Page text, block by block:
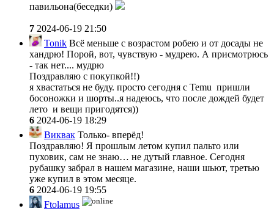
павильона(беседки)
7 2024-06-19 21:50
Tonik Всё меньше с возрастом робею и от досады не
хандрю! Порой, вот, чувствую - мудрею. А присмотрюсь
- так нет.... мудрю
Поздравляю с покупкой!!)
я хвастаться не буду. просто сегодня с Temu пришли
босоножки и шорты..я надеюсь, что после дождей будет
лето и вещи пригодятся))
6 2024-06-19 18:29
Виквак Только- вперёд!
Поздравляю! Я прошлым летом купил пальто или
пуховик, сам не знаю… не дутый главное. Сегодня
рубашку забрал в нашем магазине, наши шьют, третью
уже купил в этом месяце.
6 2024-06-19 19:55
Ftolamus